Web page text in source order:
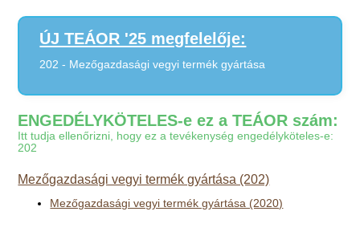
ÚJ TEÁOR '25 megfelelője:
202 - Mezőgazdasági vegyi termék gyártása
ENGEDÉLYKÖTELES-e ez a TEÁOR szám:
Itt tudja ellenőrizni, hogy ez a tevékenység engedélyköteles-e:
202
Mezőgazdasági vegyi termék gyártása (202)
Mezőgazdasági vegyi termék gyártása (2020)